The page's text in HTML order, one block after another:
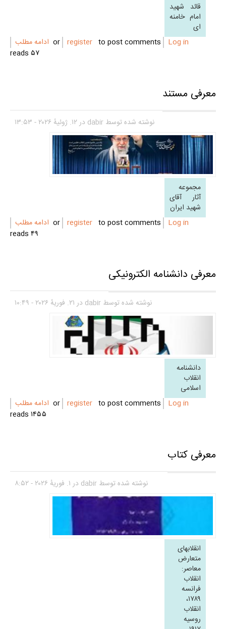
قائد شهید
امام خامنه
ای
ادامه مطلب
Log in
register
to post comments
۵۷ reads
معرفی مستند
نوشته شده توسطdabirدر ۱۲. ژوئیهٔ ۲۰۲۶ - ۱۳:۵۳
مجموعه
آثار آقای
شهید ایران
ادامه مطلب
Log in
register
to post comments
۴۹ reads
معرفی دانشنامه الکترونیکی
نوشته شده توسطdabirدر ۲۱. فوریهٔ ۲۰۲۶ - ۱۰:۴۹
دانشنامه
انقلاب
اسلامی
ادامه مطلب
Log in
register
to post comments
۱۴۵۵ reads
معرفی کتاب
نوشته شده توسطdabirدر ۱. فوریهٔ ۲۰۲۶ - ۸:۵۲
انقلابهای
متعارض
معاصر:
انقلاب
فرانسه
۱۷۸۹،
انقلاب
روسیه